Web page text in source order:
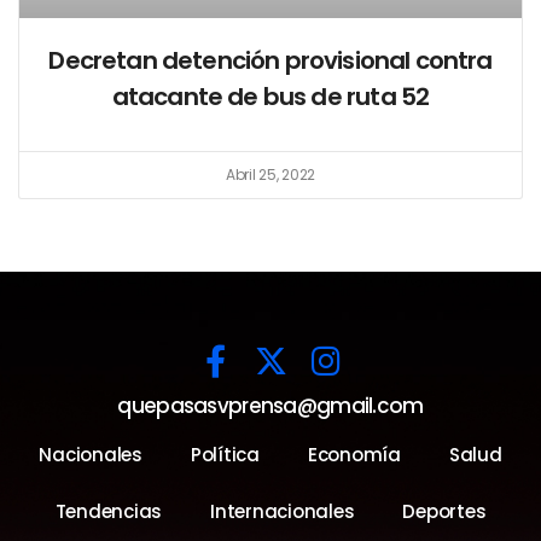
Decretan detención provisional contra
atacante de bus de ruta 52
Abril 25, 2022
quepasasvprensa@gmail.com
Nacionales Política Economía Salud
Tendencias Internacionales Deportes